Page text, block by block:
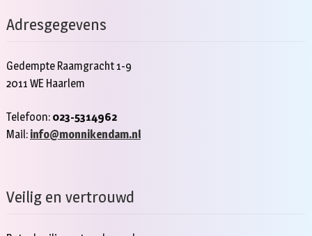
Adresgegevens
Gedempte Raamgracht 1-9
2011 WE Haarlem
Telefoon: 023-5314962
Mail: info@monnikendam.nl
Veilig en vertrouwd